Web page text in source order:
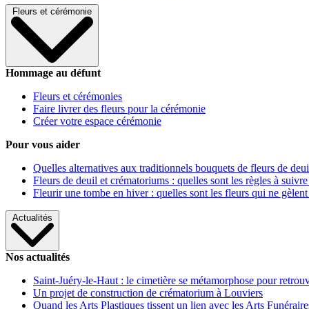
Fleurs et cérémonie
Hommage au défunt
Fleurs et cérémonies
Faire livrer des fleurs pour la cérémonie
Créer votre espace cérémonie
Pour vous aider
Quelles alternatives aux traditionnels bouquets de fleurs de
Fleurs de deuil et crématoriums : quelles sont les règles à
Fleurir une tombe en hiver : quelles sont les fleurs qui ne gèlent
Actualités
Nos actualités
Saint-Juéry-le-Haut : le cimetière se métamorphose pour
Un projet de construction de crématorium à Louviers
Quand les Arts Plastiques tissent un lien avec les Arts